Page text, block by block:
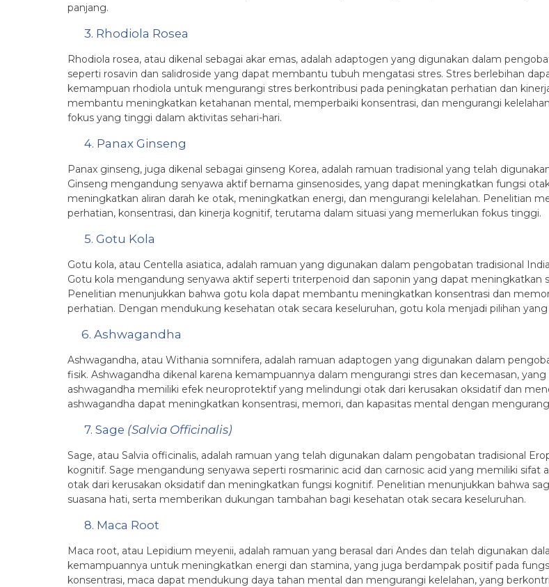
panjang.
3. Rhodiola Rosea
Rhodiola rosea, atau dikenal sebagai akar emas, adalah adaptogen yang digunakan dalam
seperti rosavin dan salidroside yang dapat membantu tubuh mengatasi stres. Stres berlebihan
kemampuan rhodiola untuk mengurangi stres berkontribusi pada peningkatan perhatian dan
membantu meningkatkan ketahanan mental, memperbaiki konsentrasi, dan mengurangi
fokus yang tinggi dalam aktivitas sehari-hari.
4. Panax Ginseng
Panax ginseng, juga dikenal sebagai ginseng Korea, adalah ramuan tradisional yang telah
Ginseng mengandung senyawa aktif bernama ginsenosides, yang dapat meningkatkan fungsi
meningkatkan aliran darah ke otak, meningkatkan energi, dan mengurangi kelelahan. Penelitian
perhatian, konsentrasi, dan kinerja kognitif, terutama dalam situasi yang memerlukan fokus tinggi.
5. Gotu Kola
Gotu kola, atau Centella asiatica, adalah ramuan yang digunakan dalam pengobatan tradisional
Gotu kola mengandung senyawa aktif seperti triterpenoid dan saponin yang dapat meningkatkan
Penelitian menunjukkan bahwa gotu kola dapat membantu meningkatkan konsentrasi dan
perhatian. Dengan mendukung kesehatan otak secara keseluruhan, gotu kola menjadi pilihan
6. Ashwagandha
Ashwagandha, atau Withania somnifera, adalah ramuan adaptogen yang digunakan dalam
fisik. Ashwagandha dikenal karena kemampuannya dalam mengurangi stres dan kecemasan,
ashwagandha memiliki efek neuroprotektif yang melindungi otak dari kerusakan oksidatif dan
ashwagandha dapat meningkatkan konsentrasi, memori, dan kapasitas mental dengan
7. Sage (Salvia Officinalis)
Sage, atau Salvia officinalis, adalah ramuan yang telah digunakan dalam pengobatan tradisional
kognitif. Sage mengandung senyawa seperti rosmarinic acid dan carnosic acid yang memiliki sifat
otak dari kerusakan oksidatif dan meningkatkan fungsi kognitif. Penelitian menunjukkan bahwa
suasana hati, serta memberikan dukungan tambahan bagi kesehatan otak secara keseluruhan.
8. Maca Root
Maca root, atau Lepidium meyenii, adalah ramuan yang berasal dari Andes dan telah digunakan
kemampuannya untuk meningkatkan energi dan stamina, yang juga berdampak positif pada
konsentrasi, maca dapat mendukung daya tahan mental dan mengurangi kelelahan, yang